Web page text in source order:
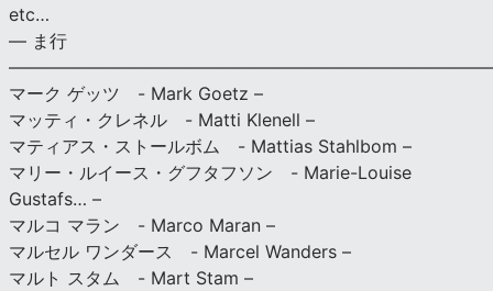
etc…
— ま行
マーク ゲッツ - Mark Goetz –
マッティ・クレネル - Matti Klenell –
マティアス・ストールボム - Mattias Stahlbom –
マリー・ルイース・グフタフソン - Marie-Louise
Gustafs… –
マルコ マラン - Marco Maran –
マルセル ワンダース - Marcel Wanders –
マルト スタム - Mart Stam –